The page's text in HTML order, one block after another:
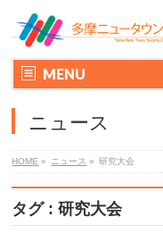
MENU
ニュース
HOME » ニュース » 研究大会
タグ : 研究大会